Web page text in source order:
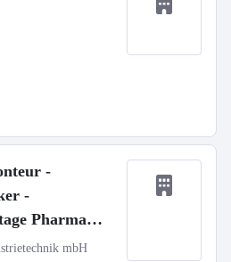
-
-
Pharma
d)
mbH